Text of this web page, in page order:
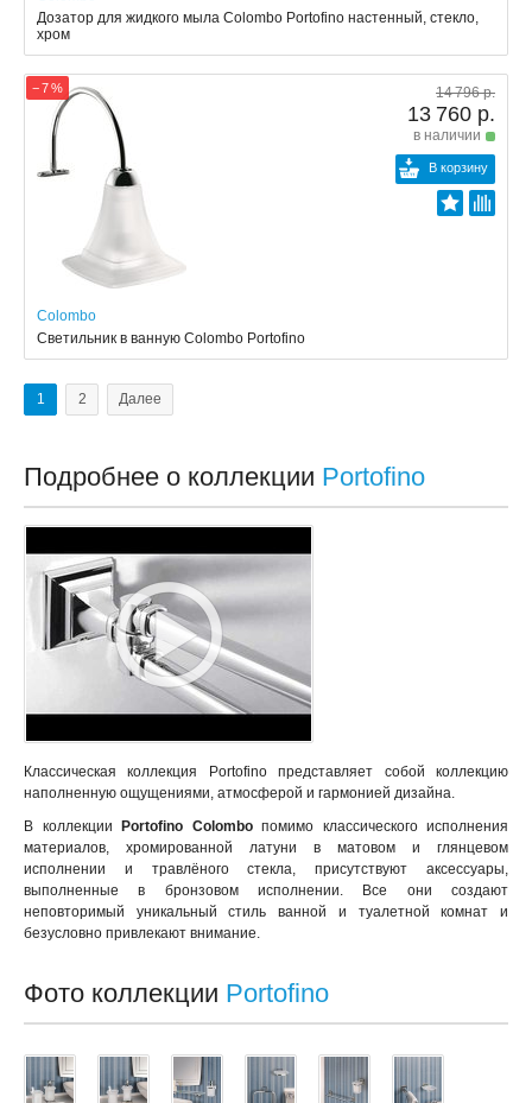
Дозатор для жидкого мыла Colombo Portofino настенный, стекло,
хром
− 7 % 14 796 р.
13 760 р.
в наличии
В корзину
Colombo
Светильник в ванную Colombo Portofino
1 2 Далее
Подробнее о коллекции Portofino
Классическая коллекция Portofino представляет собой коллекцию
наполненную ощущениями, атмосферой и гармонией дизайна.
В коллекции
Portofino Colomboпомимо классического исполнения
материалов, хромированной латуни в матовом и глянцевом
исполнении и травлёного стекла, присутствуют аксессуары,
выполненные в бронзовом исполнении. Все они создают
неповторимый уникальный стиль ванной и туалетной комнат и
безусловно привлекают внимание.
Фото коллекции Portofino